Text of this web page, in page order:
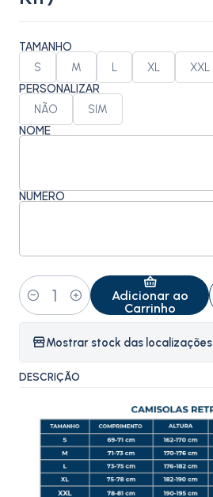
TAMANHO
S M L XL XXL
PERSONALIZAR
NÃO SIM
NOME
NÚMERO
Quantidade
Adicionar ao
Carrinho
Mostrar stock das localizações
DESCRIÇÃO